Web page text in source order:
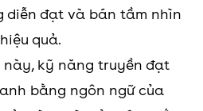
diễn đạt và bán tầm nhìn
quả.
kỹ năng truyền đạt
bằng ngôn ngữ của